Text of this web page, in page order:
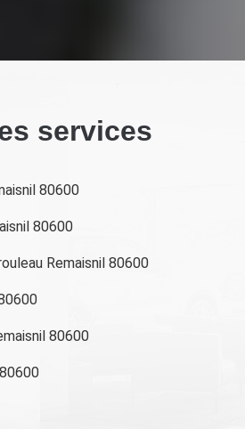
services
80600
80600
Remaisnil 80600
80600